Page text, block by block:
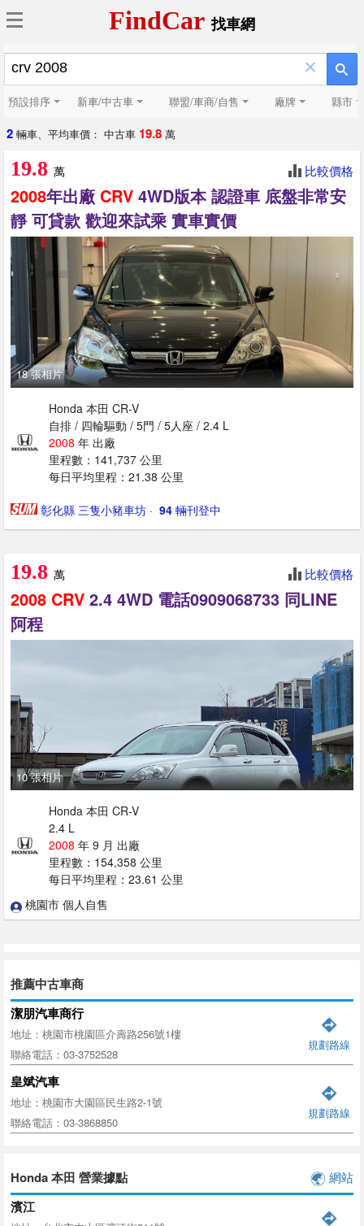
FindCar找車網
×
預設排序 新車/中古車 聯盟/車商/自售 廠牌 縣市
2 輛車、平均車價： 中古車 19.8 萬
19.8 萬 比較價格
2008年出廠 CRV 4WD版本 認證車 底盤非常安
靜 可貸款 歡迎來試乘 實車實價
18 張相片
Honda 本田 CR-V
自排 / 四輪驅動 / 5門 / 5人座 / 2.4 L
2008 年 出廠
里程數：141,737 公里
每日平均里程：21.38 公里
彰化縣 三隻小豬車坊 · ‎ 94 輛刊登中
19.8 萬 比較價格
2008 CRV 2.4 4WD 電話0909068733 同LINE
阿程
10 張相片
Honda 本田 CR-V
2.4 L
2008 年 9 月 出廠
里程數：154,358 公里
每日平均里程：23.61 公里
桃園市 個人自售
推薦中古車商
潔朋汽車商行
地址：桃園市桃園區介壽路256號1樓
聯絡電話：03-3752528
規劃路線
皇斌汽車
地址：桃園市大園區民生路2-1號
聯絡電話：03-3868850
規劃路線
Honda 本田 營業據點 網站
濱江